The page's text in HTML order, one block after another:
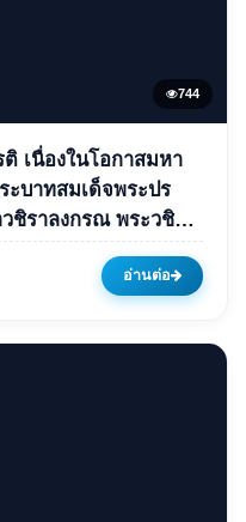
744
มพระเกียรติ
มงคลเฉลิม
ะบาทสมเด็จ
ธิบดีศรีสินทร
ระวชิรเกล้า
เนื่องในโอกาสมหา
บาทสมเด็จพระปร
ชิราลงกรณ พระวชิร
อ่านต่อ